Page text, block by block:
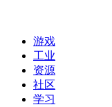
游戏
工业
资源
社区
学习